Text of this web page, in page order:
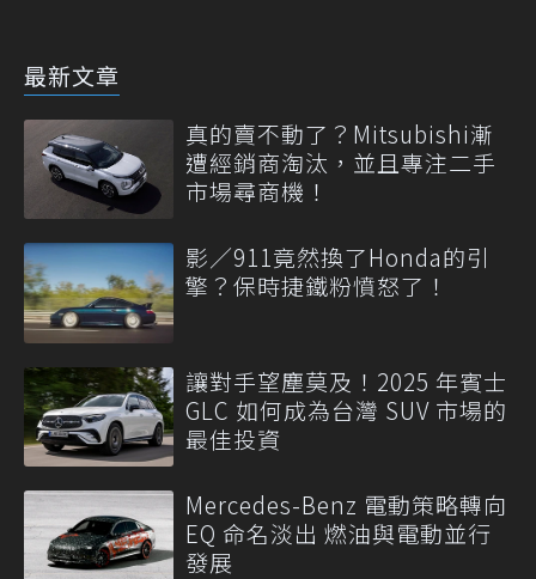
最新文章
真的賣不動了？Mitsubishi漸
遭經銷商淘汰，並且專注二手
市場尋商機！
影／911竟然換了Honda的引
擎？保時捷鐵粉憤怒了！
讓對手望塵莫及！2025 年賓士
GLC 如何成為台灣 SUV 市場的
最佳投資
Mercedes-Benz 電動策略轉向
EQ 命名淡出 燃油與電動並行
發展